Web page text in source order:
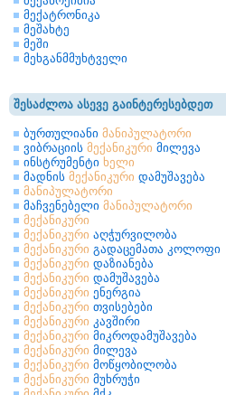
მექატრონიკა
მეშახტე
მეში
მეხგანმმუხტველი
შესაძლოა ასევე გაინტერესებდეთ
ბურთულიანი მანიპულატორი
ვიბრაციის მექანიკური მილევა
ინსტრუმენტი ხელი
მადნის მექანიკური დამუშავება
მანიპულატორი
მაჩვენებელი მანიპულატორი
მექანიკური
მექანიკური აღჭურვილობა
მექანიკური გადაცემათა კოლოფი
მექანიკური დაზიანება
მექანიკური დამუშავება
მექანიკური ენერგია
მექანიკური თვისებები
მექანიკური კავშირი
მექანიკური მიკროდამუშავება
მექანიკური მილევა
მექანიკური მოწყობილობა
მექანიკური მუხრუჭი